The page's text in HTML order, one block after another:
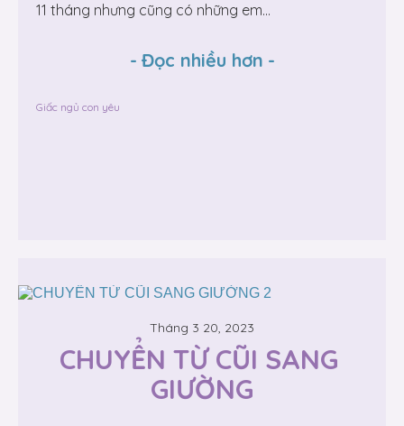
11 tháng nhưng cũng có những em...
- Đọc nhiều hơn -
Giấc ngủ con yêu
Tháng 3 20, 2023
CHUYỂN TỪ CŨI SANG
GIƯỜNG